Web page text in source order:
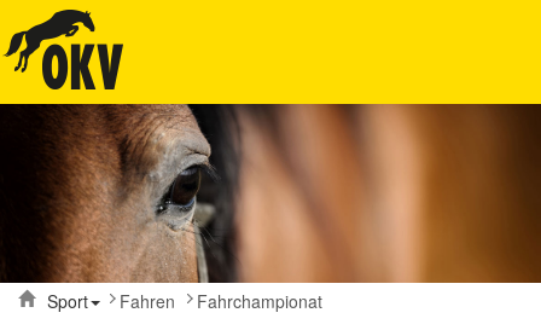
Sport Fahren Fahrchampionat